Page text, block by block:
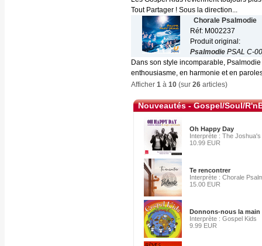
Tout Partager ! Sous la direction...
Chorale Psalmodie
Réf: M002237
Produit original:
Psalmodie PSAL C-
Dans son style incomparable,
enthousiasme, en harmonie et en
Afficher 1 à 10 (sur 26 articles)
Nouveautés - Gospel/Soul/
Oh Happy Day
Interprète : The
10.99 EUR
Te rencontrer
Interprète : Chorale
15.00 EUR
Donnons-nous la main
Interprète : Gospel Kids
9.99 EUR